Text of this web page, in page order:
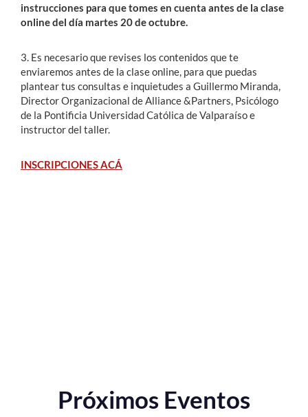
instrucciones para que tomes en cuenta antes de la clase
online del día martes 20 de octubre.
3. Es necesario que revises los contenidos que te
enviaremos antes de la clase online, para que puedas
plantear tus consultas e inquietudes a Guillermo Miranda,
Director Organizacional de Alliance &Partners, Psicólogo
de la Pontificia Universidad Católica de Valparaíso e
instructor del taller.
INSCRIPCIONES ACÁ
Próximos Eventos